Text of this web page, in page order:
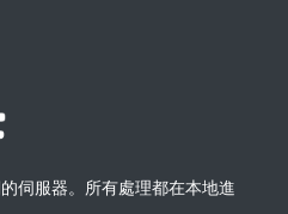
伺服器。所有處理都在本地進